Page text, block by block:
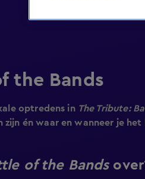
the Bands
optredens in The Tribute:
én waar en wanneer je
of the Bands